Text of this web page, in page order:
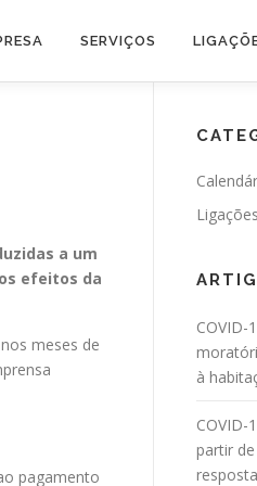
SERVIÇOS
a um
efeitos da
meses de
pagamento
COVID-
à
COVID-
partir